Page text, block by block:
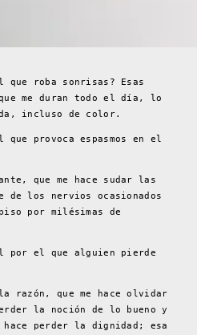
que roba sonrisas? Esas
me duran todo el día, lo
incluso de color.
provoca espasmos en el
que me hace sudar las
de los nervios ocasionados
por milésimas de
por el que alguien pierde
razón, que me hace olvidar
la noción de lo bueno y
perder la dignidad; esa